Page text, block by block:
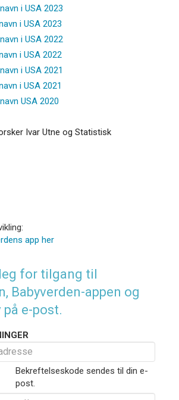
i USA 2023
i USA 2023
i USA 2022
i USA 2022
i USA 2021
i USA 2021
USA 2020
Ivar Utne og Statistisk
app her
for tilgang til
Babyverden-appen og
på e-post.
Bekreftelseskode sendes til din e-
post.